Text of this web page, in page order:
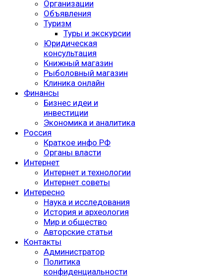
Организации
Объявления
Туризм
Туры и экскурсии
Юридическая
консультация
Книжный магазин
Рыболовный магазин
Клиника онлайн
Финансы
Бизнес идеи и
инвестиции
Экономика и аналитика
Россия
Краткое инфо РФ
Органы власти
Интернет
Интернет и технологии
Интернет советы
Интересно
Наука и исследования
История и археология
Мир и общество
Авторские статьи
Контакты
Администратор
Политика
конфиденциальности